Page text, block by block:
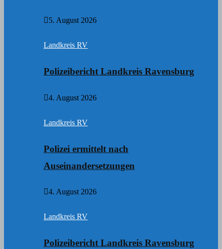
5. August 2026
Landkreis RV
Polizeibericht Landkreis Ravensburg
4. August 2026
Landkreis RV
Polizei ermittelt nach
Auseinandersetzungen
4. August 2026
Landkreis RV
Polizeibericht Landkreis Ravensburg